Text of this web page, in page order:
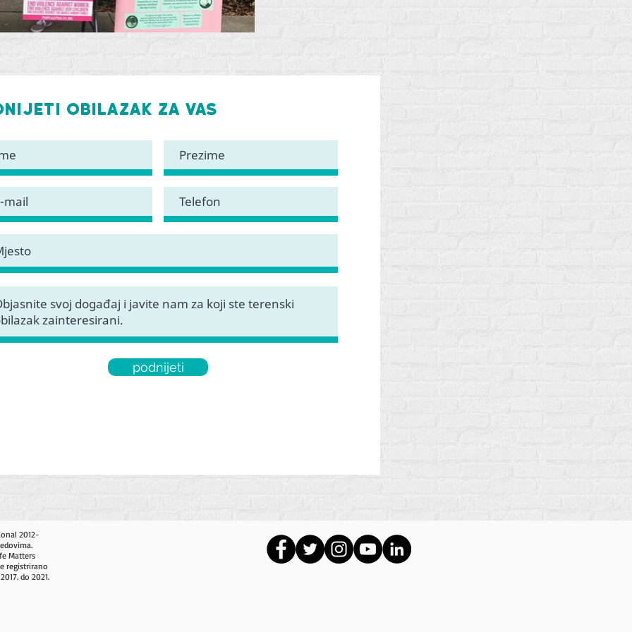
obilazak za vas
podnijeti
2012-
Matters
registrirano
do 2021.